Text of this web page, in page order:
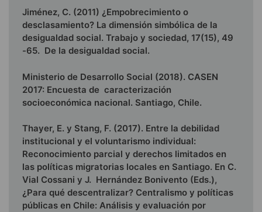
Jiménez, C. (2011) ¿Empobrecimiento o
desclasamiento? La dimensión simbólica de la
desigualdad social. Trabajo y sociedad, 17(15), 49
-65. De la desigualdad social.
Ministerio de Desarrollo Social (2018). CASEN
2017: Encuesta de caracterización
socioeconómica nacional. Santiago, Chile.
Thayer, E. y Stang, F. (2017). Entre la debilidad
institucional y el voluntarismo individual:
Reconocimiento parcial y derechos limitados en
las políticas migratorias locales en Santiago. En C.
Vial Cossani y J. Hernández Bonivento (Eds.),
¿Para qué descentralizar? Centralismo y políticas
públicas en Chile: Análisis y evaluación por